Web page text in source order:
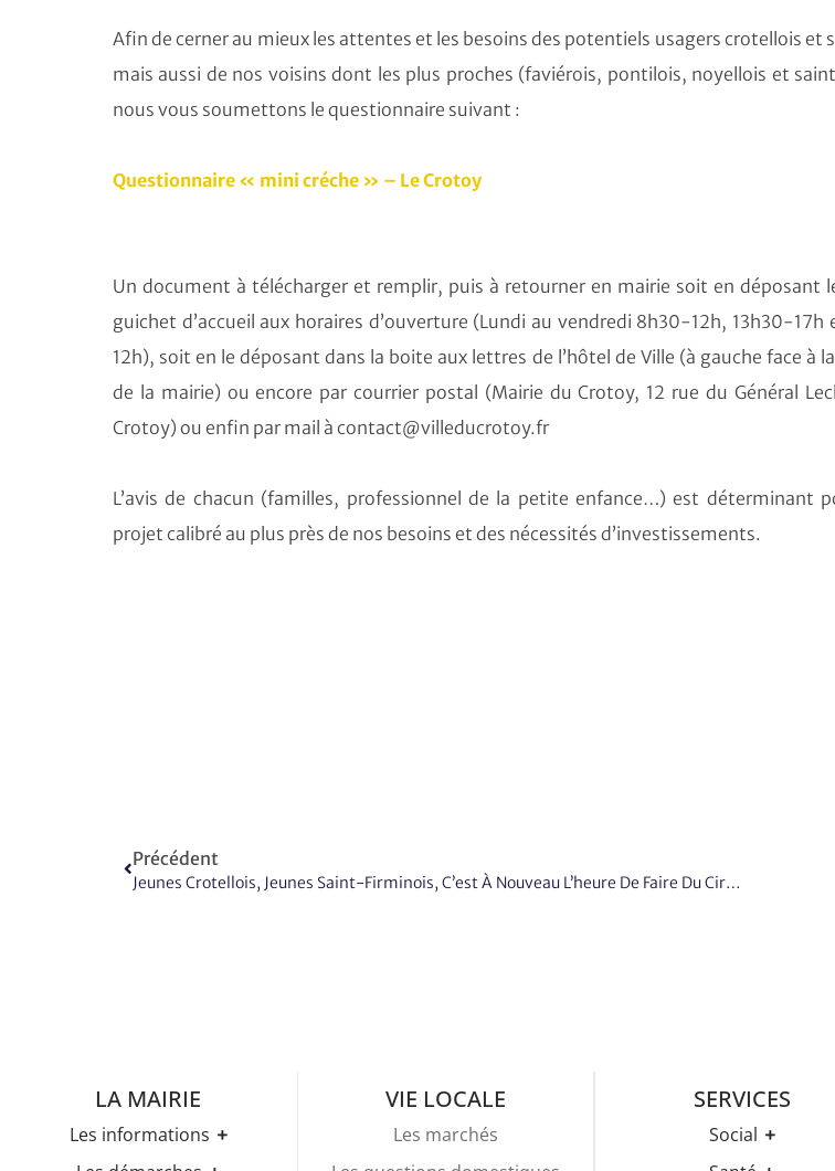
Afin de cerner au mieux les attentes et les besoins des potentiels usagers crotellois
mais aussi de nos voisins dont les plus proches (faviérois, pontilois, noyellois et
nous vous soumettons le questionnaire suivant :
Questionnaire « mini créche » – Le Crotoy
Un document à télécharger et remplir, puis à retourner en mairie soit en déposant
guichet d’accueil aux horaires d’ouverture (Lundi au vendredi 8h30-12h, 13h30-17h
12h), soit en le déposant dans la boite aux lettres de l’hôtel de Ville (à gauche face à
de la mairie) ou encore par courrier postal (Mairie du Crotoy, 12 rue du Général
Crotoy) ou enfin par mail à contact@villeducrotoy.fr
L’avis de chacun (familles, professionnel de la petite enfance…) est déterminant
projet calibré au plus près de nos besoins et des nécessités d’investissements.
Précédent
Jeunes Crotellois, Jeunes Saint-Firminois, C’est À Nouveau L’heure De Faire Du Cirque
LA MAIRIE
Les informations
Les horaires
VIE LOCALE
Les marchés
SERVICES
Social
CCAS